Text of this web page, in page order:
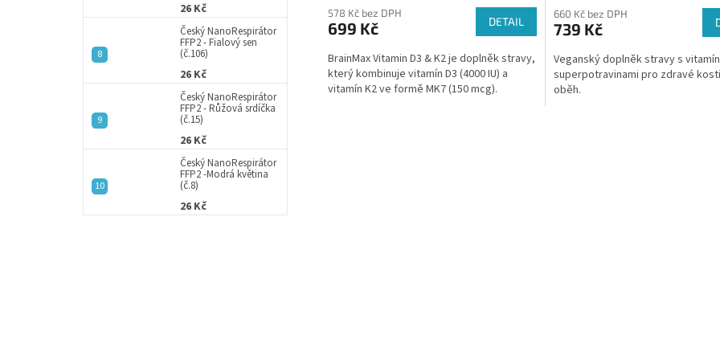
26 Kč
Český NanoRespirátor
FFP2 - Fialový sen
(č.106)
26 Kč
Český NanoRespirátor
FFP2 - Růžová srdíčka
(č.15)
26 Kč
Český NanoRespirátor
FFP2 -Modrá květina
(č.8)
26 Kč
578 Kč bez DPH
699 Kč DETAIL
BrainMax Vitamin D3 & K2 je doplněk stravy,
který kombinuje vitamín D3 (4000 IU) a
vitamín K2 ve formě MK7 (150 mcg).
660 Kč bez DPH
739 Kč
Veganský doplněk stravy s
superpotravinami pro zdravé
oběh.